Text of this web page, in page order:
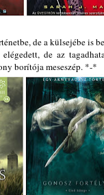
de a külsejébe is
de az
borítója meseszép. *-*